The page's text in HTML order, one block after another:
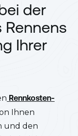
der
Rennens
Ihrer
Rennkosten-
Ihnen
und den